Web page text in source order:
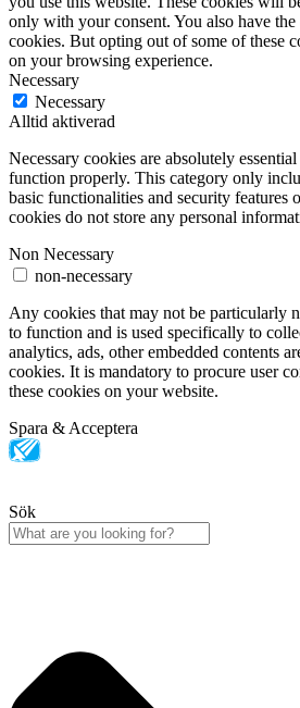
only with your consent. You also have
cookies. But opting out of some of these
on your browsing experience.
Necessary
Necessary
Alltid aktiverad
Necessary cookies are absolutely
function properly. This category only
basic functionalities and security features
cookies do not store any personal
Non Necessary
non-necessary
Any cookies that may not be particularly
to function and is used specifically to
analytics, ads, other embedded contents
cookies. It is mandatory to procure user
these cookies on your website.
Spara & Acceptera
Sök